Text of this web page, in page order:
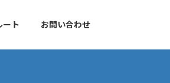
ート お問い合わせ